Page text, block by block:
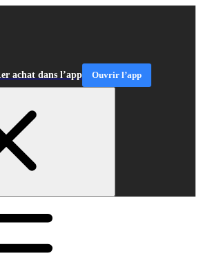
achat dans l’app Ouvrir l’app